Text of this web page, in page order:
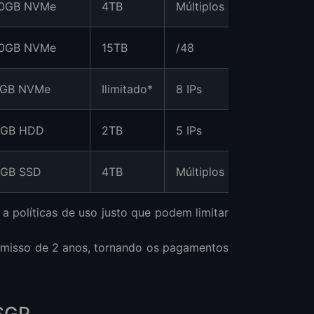
NVMe 4TB Múltiplos
NVMe 15TB /48
NVMe Ilimitado* 8 IPs
HDD 2TB 5 IPs
SSD 4TB Múltiplos
políticas de uso justo que podem limitar
de 2 anos, tornando os pagamentos